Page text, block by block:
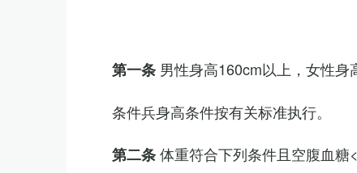
第一条 男性身高160cm以上，女性身
条件兵身高条件按有关标准执行。
第二条体重符合下列条件且空腹血糖